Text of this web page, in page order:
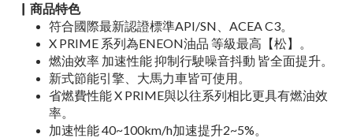
▏商品特色
符合國際最新認證標準API/SN、ACEA C3。
X PRIME 系列為ENEON油品 等級最高【松】。
燃油效率 加速性能 抑制行駛噪音抖動 皆全面提升。
新式節能引擎、大馬力車皆可使用。
省燃費性能 X PRIME與以往系列相比更具有燃油效
率。
加速性能 40~100km/h加速提升2~5%。